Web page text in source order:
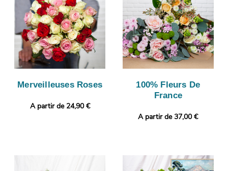
Merveilleuses Roses
A partir de 24,90 €
100% Fleurs De
France
A partir de 37,00 €